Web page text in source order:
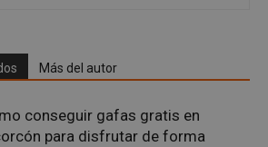
Más del autor
conseguir gafas gratis en
para disfrutar de forma